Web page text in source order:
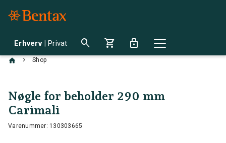
Erhverv | Privat search shopping_cart lock
chevron_right Shop
Nøgle for beholder 290 mm
Carimali
Varenummer: 130303665